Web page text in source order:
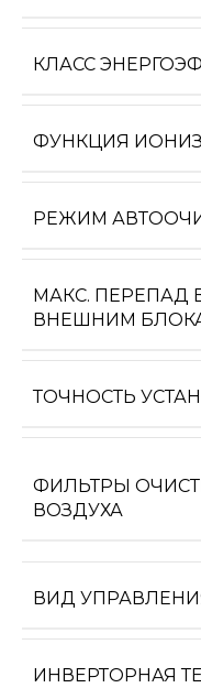
КЛАСС
ФУНКЦИЯ
РЕЖИМ
МАКС. ПЕРЕПАД
ВНЕШНИМ
ТОЧНОСТЬ
ФИЛЬТРЫ
ВОЗДУХА
ВИД
ИНВЕРТОРНАЯ